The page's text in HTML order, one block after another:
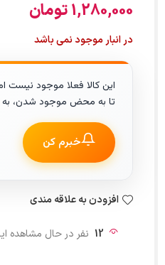
1,280,000تومان
در انبار موجود نمی باشد
این کالا فعلا موجود نیست
تا به محض موجود شدن،
خبرم کن
افزودن به علاقه مندی
12 نفر در حال مشاهده